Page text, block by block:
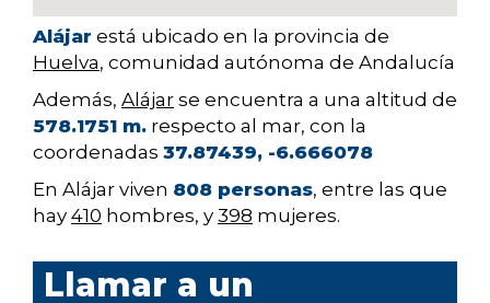
Alájar está ubicado en la provincia de
Huelva, comunidad autónoma de Andalucía
Además, Alájar se encuentra a una altitud de
578.1751 m. respecto al mar, con la
coordenadas 37.87439, -6.666078
En Alájar viven 808 personas, entre las que
hay 410 hombres, y 398 mujeres.
Llamar a un